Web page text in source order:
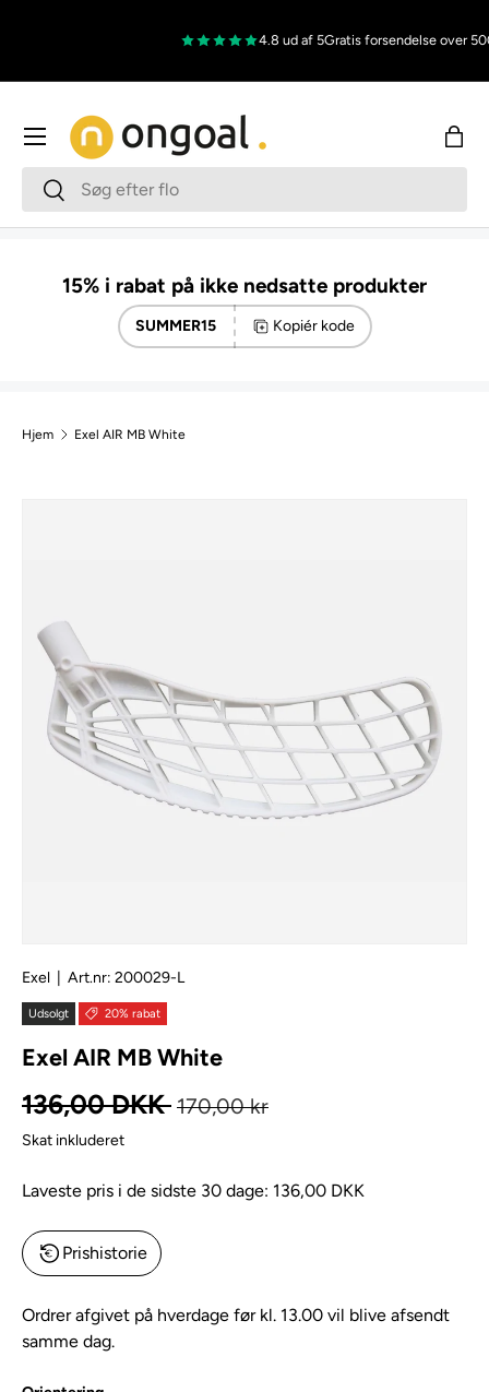
4.8 ud af 5Gratis forsendelse over
SøgSøg
Menu
15% i rabat på ikke nedsatte produkter
SUMMER15 Kopiér kode
Hjem Exel AIR MB White
Exel Art.nr: 200029-L
Udsolgt 20% rabat
Exel AIR MB White
Kampagnepris
136,00 DKK Normal pris
170,00 kr
Skat inkluderet
Laveste pris i de sidste 30 dage: 136,00 DKK
Prishistorie
Ordrer afgivet på hverdage før kl. 13.00 vil blive afsendt
samme dag.